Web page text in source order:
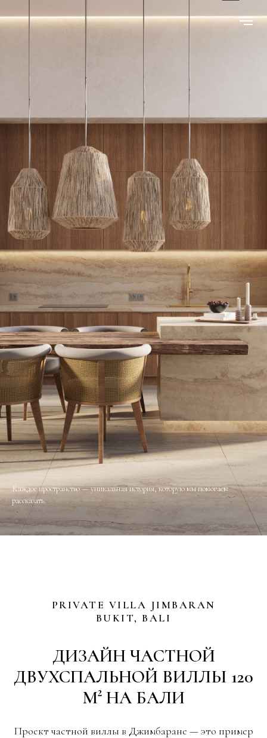
Каждое пространство — уникальная история, которую мы помогаем
рассказать.
PRIVATE VILLA JIMBARAN
BUKIT, BALI
ДИЗАЙН ЧАСТНОЙ
ДВУХСПАЛЬНОЙ ВИЛЛЫ 120
М² НА БАЛИ
Проект частной виллы в Джимбаране — это пример